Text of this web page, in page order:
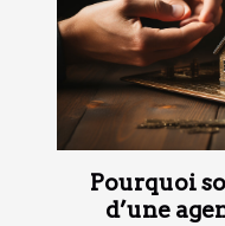
Pourquoi
d’une